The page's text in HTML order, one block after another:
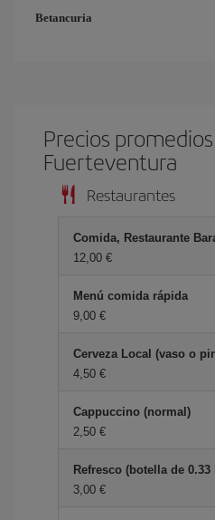
Betancuria
Precios
Fuerteventura
Restaurantes
Comida, Restaurante
12,00 €
Menú comida rápida
9,00 €
Cerveza Local (vaso o
4,50 €
Cappuccino (normal)
2,50 €
Refresco (botella de
3,00 €